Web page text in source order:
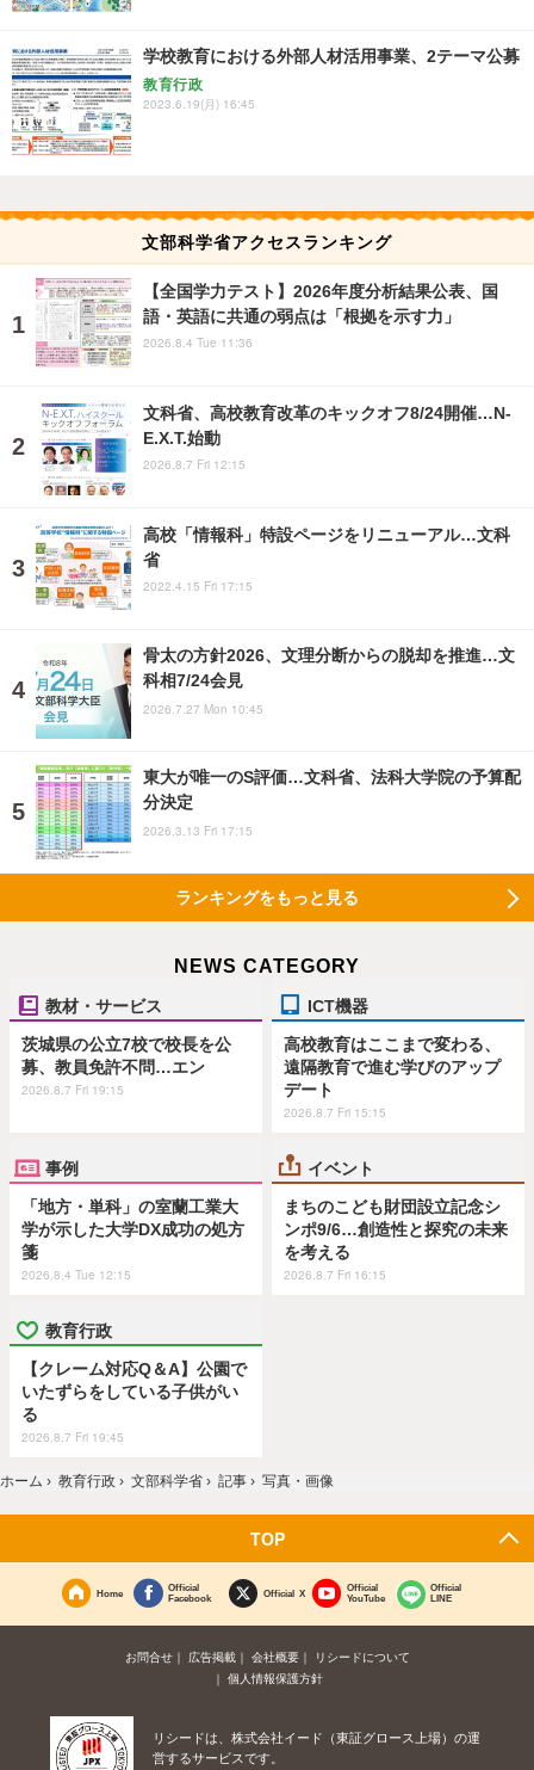
学校教育における外部人材活用事業、2テーマ公募
教育行政
2023.6.19(月) 16:45
文部科学省アクセスランキング
【全国学力テスト】2026年度分析結果公表、国
語・英語に共通の弱点は「根拠を示す力」
2026.8.4 Tue 11:36
文科省、高校教育改革のキックオフ8/24開催…N-
E.X.T.始動
2026.8.7 Fri 12:15
高校「情報科」特設ページをリニューアル…文科
省
2022.4.15 Fri 17:15
骨太の方針2026、文理分断からの脱却を推進…文
科相7/24会見
2026.7.27 Mon 10:45
東大が唯一のS評価…文科省、法科大学院の予算配
分決定
2026.3.13 Fri 17:15
ランキングをもっと見る
NEWS CATEGORY
教材・サービス
茨城県の公立7校で校長を公
募、教員免許不問…エン
2026.8.7 Fri 19:15
ICT機器
高校教育はここまで変わる、
遠隔教育で進む学びのアップ
デート
2026.8.7 Fri 15:15
事例
「地方・単科」の室蘭工業大
学が示した大学DX成功の処方
箋
2026.8.4 Tue 12:15
イベント
まちのこども財団設立記念シ
ンポ9/6…創造性と探究の未来
を考える
2026.8.7 Fri 16:15
教育行政
【クレーム対応Q＆A】公園で
いたずらをしている子供がい
る
2026.8.7 Fri 19:45
ホーム › 教育行政 › 文部科学省 › 記事 › 写真・画像
TOP
Home
Official
Facebook
Official X
Official
YouTube
Official
LINE
お問合せ 広告掲載 会社概要
リシードについて
個人情報保護方針
リシードは、株式会社イード（東証グロース上場）の運
営するサービスです。